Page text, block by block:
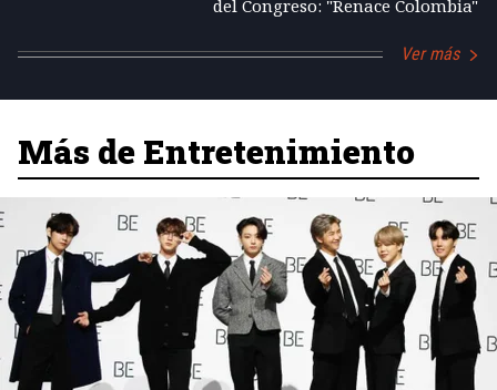
del Congreso: "Renace Colombia"
Ver más
Más de Entretenimiento